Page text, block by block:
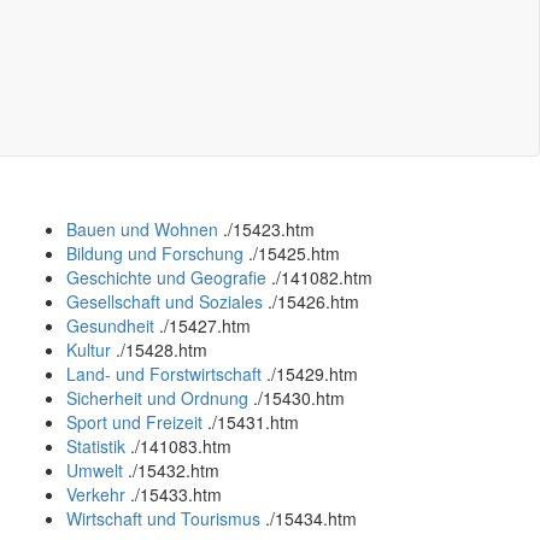
Bauen und Wohnen ./15423.htm
Bildung und Forschung ./15425.htm
Geschichte und Geografie ./141082.htm
Gesellschaft und Soziales ./15426.htm
Gesundheit ./15427.htm
Kultur ./15428.htm
Land- und Forstwirtschaft ./15429.htm
Sicherheit und Ordnung ./15430.htm
Sport und Freizeit ./15431.htm
Statistik ./141083.htm
Umwelt ./15432.htm
Verkehr ./15433.htm
Wirtschaft und Tourismus ./15434.htm